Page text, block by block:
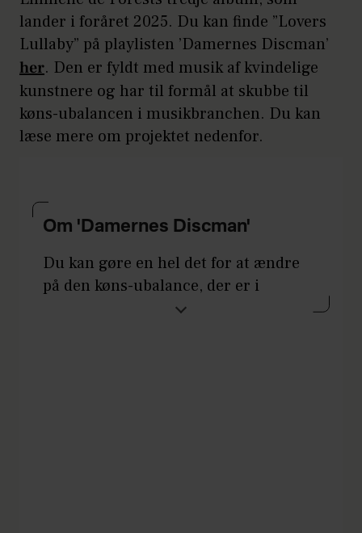
lander i foråret 2025. Du kan finde ”Lovers
Lullaby” på playlisten ’Damernes Discman’
her. Den er fyldt med musik af kvindelige
kunstnere og har til formål at skubbe til
køns-ubalancen i musikbranchen. Du kan
læse mere om projektet nedenfor.
Om 'Damernes Discman'
Du kan gøre en hel det for at ændre
på den køns-ubalance, der er i
musikbranchen – og det er endda